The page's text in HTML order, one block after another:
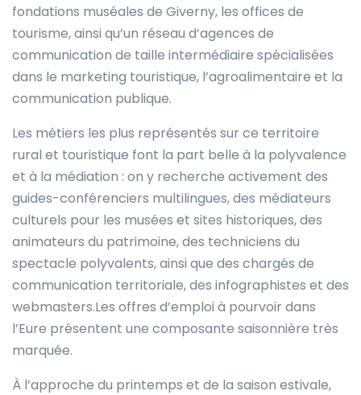
fondations muséales de Giverny, les offices de
tourisme, ainsi qu’un réseau d’agences de
communication de taille intermédiaire spécialisées
dans le marketing touristique, l’agroalimentaire et la
communication publique.
Les métiers les plus représentés sur ce territoire
rural et touristique font la part belle à la polyvalence
et à la médiation : on y recherche activement des
guides-conférenciers multilingues, des médiateurs
culturels pour les musées et sites historiques, des
animateurs du patrimoine, des techniciens du
spectacle polyvalents, ainsi que des chargés de
communication territoriale, des infographistes et des
webmasters.Les offres d’emploi à pourvoir dans
l’Eure présentent une composante saisonnière très
marquée.
À l’approche du printemps et de la saison estivale,